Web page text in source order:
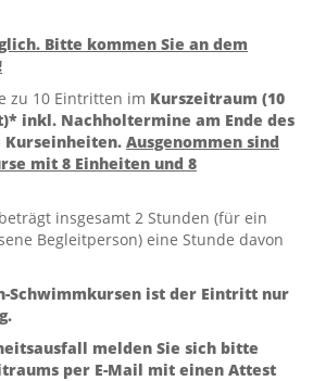
Bitte kommen Sie an dem
zu 10 Eintritten im Kurszeitraum (10
inkl. Nachholtermine am Ende des
Kurseinheiten. Ausgenommen sind
mit 8 Einheiten und 8
insgesamt 2 Stunden (für ein
Begleitperson) eine Stunde davon
Schwimmkursen ist der Eintritt nur
melden Sie sich bitte
per E-Mail mit einen Attest